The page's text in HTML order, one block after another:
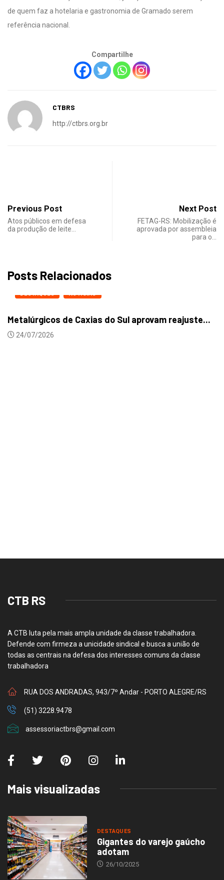
de quem faz a hotelaria e gastronomia de Gramado serem
referência nacional.
Compartilhe
CTBRS
http://ctbrs.org.br
Previous Post
Atos públicos em defesa
da produção de leite…
Next Post
FETAG-RS: Mobilização é
aprovada por assembleia
para o…
Posts Relacionados
DESTAQUES NOTICIAS
Metalúrgicos de Caxias do Sul aprovam reajuste...
24/07/2026
CTB RS
A CTB luta pela mais ampla unidade da classe trabalhadora.
Defende com firmeza a unicidade sindical e busca a união de
todas as centrais na defesa dos interesses comuns da classe
trabalhadora
RUA DOS ANDRADAS, 943/7º Andar - PORTO ALEGRE/RS
(51) 3228.9478
assessoriactbrs@gmail.com
Mais visualizadas
DESTAQUES
Gigantes do varejo gaúcho
adotam
26/10/2025